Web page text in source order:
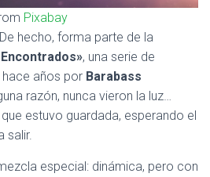
Pixabay
hecho, forma parte de la
, una serie de
años por Barabass
razón, nunca vieron la luz…
estuvo guardada, esperando el
salir.
especial: dinámica, pero con